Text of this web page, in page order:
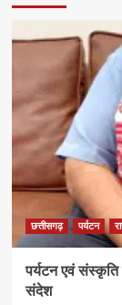
छत्तीसगढ़ पर्यटन
पर्यटन एवं संस्कृति
संदेश